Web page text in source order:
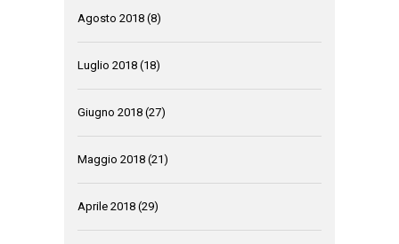
Agosto 2018 (8)
Luglio 2018 (18)
Giugno 2018 (27)
Maggio 2018 (21)
Aprile 2018 (29)